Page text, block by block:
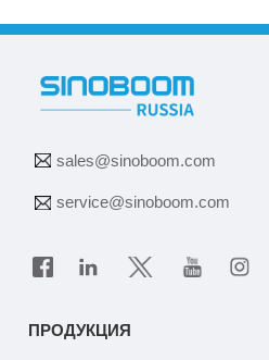
sales@sinoboom.com
service@sinoboom.com
ПРОДУКЦИЯ